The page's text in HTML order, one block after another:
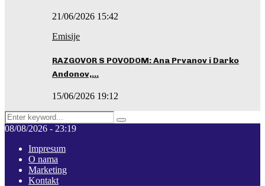
21/06/2026 15:42
Emisije
RAZGOVOR S POVODOM: Ana Prvanov i Darko
Andonov,…
15/06/2026 19:12
Search
for:
Pretraga
08/08/2026 - 23:19
Impresum
O nama
Marketing
Kontakt